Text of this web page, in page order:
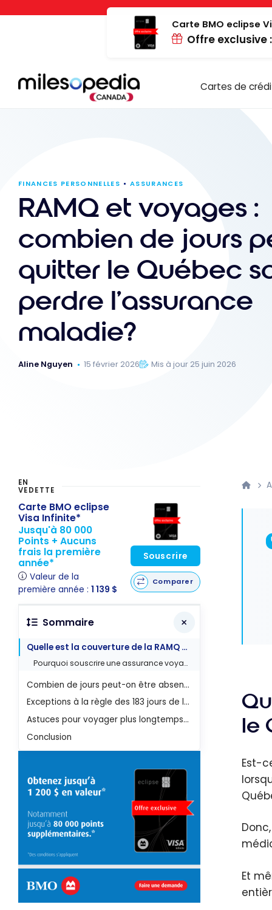
Panneau de gestion des cookies
Carte BMO eclipse
Offre exclusive
Cartes de
FINANCES PERSONNELLES ASSURANCES
RAMQ et voyages :
combien de jours
quitter le Québec
perdre l’assurance
maladie?
Aline Nguyen 15 février 2026 Mis à jour 25 juin 2026
le
Est-
Et
EN
VEDETTE
Carte BMO eclipse
Visa Infinite*
Jusqu'à 80 000
Points + Aucuns
frais la première
année*
Valeur de la
première année : 1 139 $
Souscrire
Comparer
Sommaire
Quelle est la couverture de la RAMQ quand on quitte le Québec ?
Pourquoi souscrire une assurance voyage en plus de la RAMQ ?
Combien de jours peut-on être absent du Québec sans perdre la RAMQ ?
Exceptions à la règle des 183 jours de la RAMQ
Astuces pour voyager plus longtemps tout en conservant la RAMQ
Conclusion